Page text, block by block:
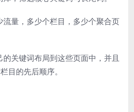
量，多少个栏目，多少个聚合页
关键词布局到这些页面中，并且
目的先后顺序。